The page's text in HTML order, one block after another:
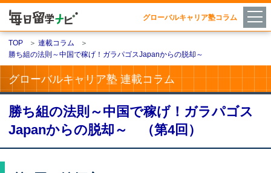
グローバルキャリア塾コラム
TOP ＞ 連載コラム
＞
勝ち組の法則～中国で稼げ！ガラパゴスJapanからの脱却～
グローバルキャリア塾 連載コラム
勝ち組の法則～中国で稼げ！ガラパゴス
Japanからの脱却～ （第4回）